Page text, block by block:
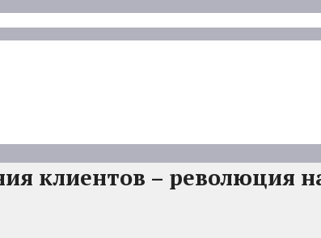
клиентов – революция